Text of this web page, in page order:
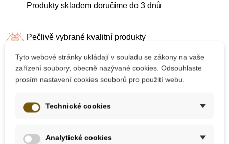
Produkty skladem doručíme do 3 dnů
Pečlivě vybrané kvalitní produkty
Dárek k nákupu nad 2000 Kč
Tyto webové stránky ukládají v souladu se zákony na vaše
zařízení soubory, obecně nazývané cookies. Odsouhlaste
prosím nastavení cookies souborů pro použití webu.
Technické cookies
Analytické cookies